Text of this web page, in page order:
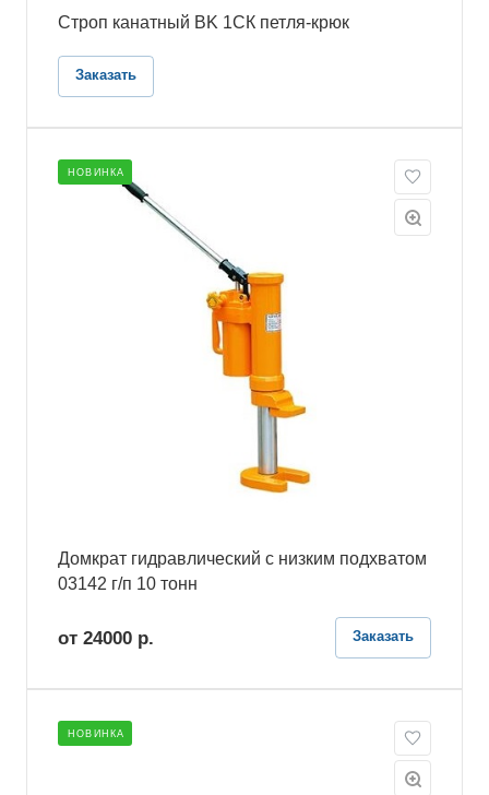
Строп канатный BK 1СК петля-крюк
Заказать
НОВИНКА
Домкрат гидравлический с низким подхватом
03142 г/п 10 тонн
от 24000 р. Заказать
НОВИНКА